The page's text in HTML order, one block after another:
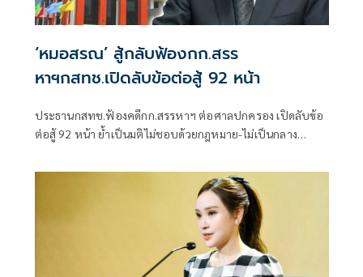
‘หมอสรณ’ สู้กลับฟ้องกก.สรร
หาฯกสทช.เปิดลับข้อต่อสู้ 92 หน้า
ประธานกสทช.ฟ้องคดีกก.สรรหาฯ ต่อศาลปกครอง เปิดลับข้อ
ต่อสู้ 92 หน้า ย้ำเป็นมติไม่ชอบด้วยกฎหมาย-ไม่เป็นกลาง
ทูลเกล้าฯ